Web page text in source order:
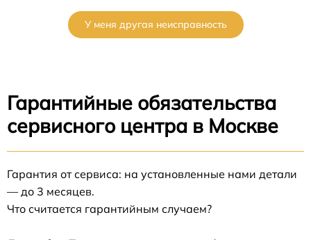
У меня другая неисправность
Гарантийные обязательства
сервисного центра в Москве
Гарантия от сервиса: на установленные нами детали
— до 3 месяцев.
Что считается гарантийным случаем?